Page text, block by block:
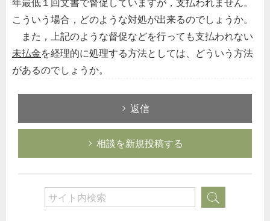
年最低１回文書で督促していますが，支払われません。
こういう場合，どのような対処が出来るのでしょうか。
また，上記のような督促などを行っても支払われない
未払金を経理的に処理する方法としては、どういう方法
があるのでしょうか。
返信
相談を新規投稿する